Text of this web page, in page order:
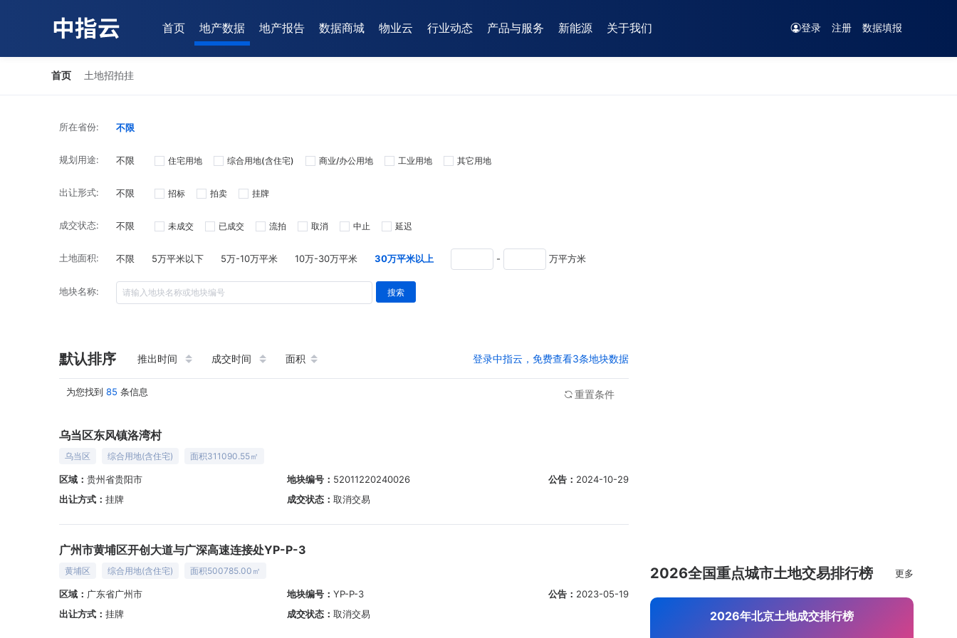
首页 地产数据 地产报告 数据商城 物业云 行业动态 产品与服务 新能源 关于我们 登录 注册 数据填报
首页 土地招拍挂
所在省份: 不限
规划用途: 不限 住宅用地 综合用地(含住宅) 商业/办公用地 工业用地 其它用地
出让形式: 不限 招标 拍卖 挂牌
成交状态: 不限 未成交 已成交 流拍 取消 中止 延迟
土地面积: 不限 5万平米以下 5万-10万平米 10万-30万平米 30万平米以上 - 万平方米
地块名称: 搜索
默认排序 推出时间 成交时间 面积 登录中指云，免费查看3条地块数据
为您找到 85 条信息 重置条件
乌当区东风镇洛湾村
乌当区 综合用地(含住宅) 面积311090.55㎡
区域： 贵州省贵阳市 地块编号： 52011220240026 公告： 2024-10-29
出让方式： 挂牌 成交状态： 取消交易
广州市黄埔区开创大道与广深高速连接处YP-P-3
黄埔区 综合用地(含住宅) 面积500785.00㎡
区域： 广东省广州市 地块编号： YP-P-3 公告： 2023-05-19
出让方式： 挂牌 成交状态： 取消交易
2026全国重点城市土地交易排行榜 更多
2026年北京土地成交排行榜